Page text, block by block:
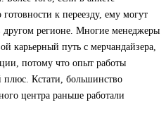
готовности к переезду, ему могут
регионе. Многие менеджеры
карьерный путь с мерчандайзера,
потому что опыт работы
Кстати, большинство
центра раньше работали